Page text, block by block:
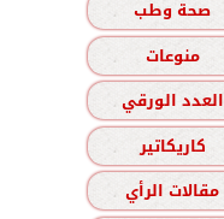
صحة وطب
منوعات
العدد الورقي
كاريكاتير
مقالات الرأي